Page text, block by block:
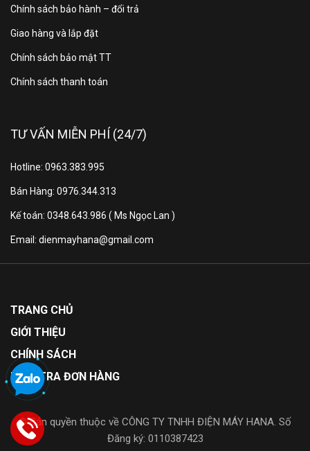
NHIỆT ĐỘ ≤-18°C
kiện lạnh sâu
bảo quản một số thực phẩm như thịt, cá, rau củ, …
trong thời gian dài.
Chính sách bảo hành – đổi trả
Giao hàng và lắp đặt
Chính sách bảo mật TT
Chính sách thanh toán
TƯ VẤN MIỄN PHÍ (24/7)
Hotline: 0963.383.995
Bán Hàng: 0976.344.313
Kế toán: 0348.643.986 ( Ms Ngọc Lan )
Email: dienmayhana@gmail.com
TRANG CHỦ
GIỚI THIỆU
CHÍNH SÁCH
KIỂM TRA ĐƠN HÀNG
© Bản quyền thuộc về CÔNG TY TNHH ĐIỆN MÁY HANA. Số
Đăng ký: 0110387423